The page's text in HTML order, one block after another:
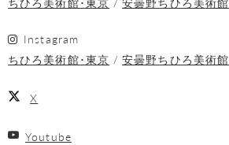
Instagram
ちひろ美術館･東京
安曇野ちひろ美術館
X
Youtube